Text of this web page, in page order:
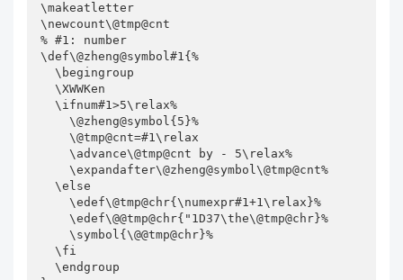
\makeatletter
\newcount\@tmp@cnt
% #1: number
\def\@zheng@symbol#1{%
  \begingroup
  \XWWKen
  \ifnum#1>5\relax%
    \@zheng@symbol{5}%
    \@tmp@cnt=#1\relax
    \advance\@tmp@cnt by - 5\relax%
    \expandafter\@zheng@symbol\@tmp@cnt%
  \else
    \edef\@tmp@chr{\numexpr#1+1\relax}%
    \edef\@@tmp@chr{"1D37\the\@tmp@chr}%
    \symbol{\@@tmp@chr}%
  \fi
  \endgroup